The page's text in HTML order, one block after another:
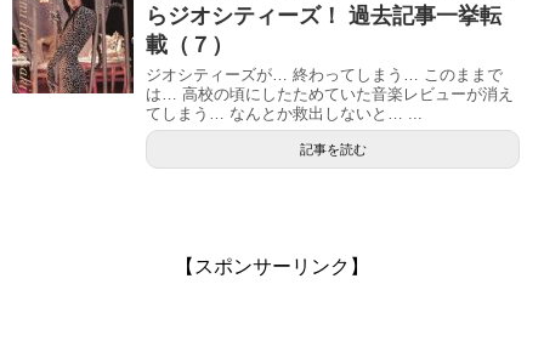
らジオシティーズ！ 過去記事一挙転
載（７）
ジオシティーズが… 終わってしまう… このままで
は… 高校の頃にしたためていた音楽レビューが消え
てしまう… なんとか救出しないと… ...
記事を読む
【スポンサーリンク】